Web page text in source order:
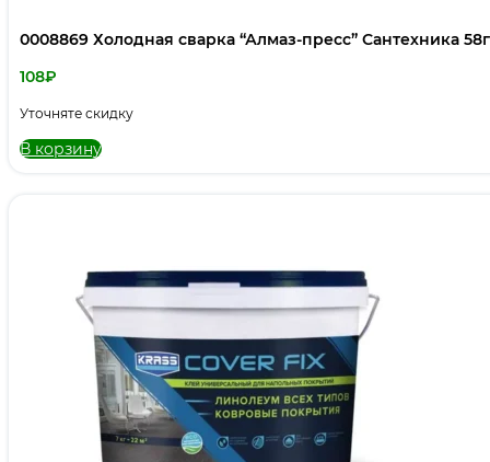
0008869 Холодная сварка “Алмаз-пресс” Сантехника
108₽
Уточняте скидку
В корзину